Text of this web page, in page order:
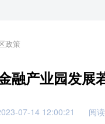
政策
融产业园发展
07-14 12:00:21 阅